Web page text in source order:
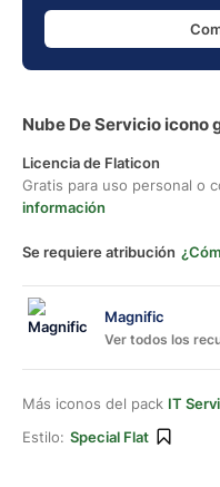
Nube De Servicio icono
Licencia de Flaticon
Gratis para uso personal o
información
Se requiere atribución
Magnific
Ver todos los
Más iconos del pack IT
Estilo: Special Flat